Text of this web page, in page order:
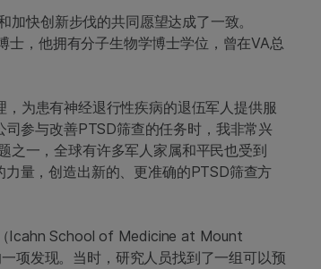
快创新步伐的共同愿望达成了一致。
士，他拥有分子生物学博士学位，曾在VA总
为患有神经退行性疾病的退伍军人提供服
参与改善PTSD筛查的任务时，我非常兴
之一，全球有许多军人家属和平民也受到
量，创造出新的、更准确的PTSD筛查方
Icahn School of Medicine at Mount
项发现。当时，研究人员找到了一组可以预